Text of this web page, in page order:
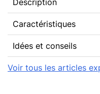
Description
Caractéristiques
Idées et conseils
Voir tous les articles